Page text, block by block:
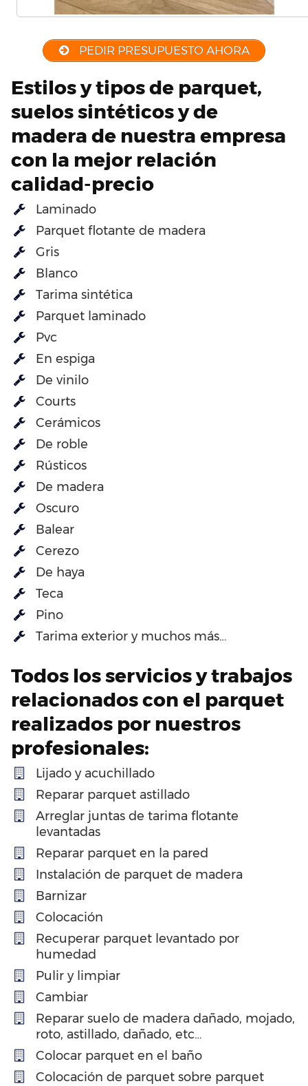
PEDIR PRESUPUESTO AHORA
Estilos y tipos de parquet,
suelos sintéticos y de
madera de nuestra empresa
con la mejor relación
calidad-precio
Laminado
Parquet flotante de madera
Gris
Blanco
Tarima sintética
Parquet laminado
Pvc
En espiga
De vinilo
Courts
Cerámicos
De roble
Rústicos
De madera
Oscuro
Balear
Cerezo
De haya
Teca
Pino
Tarima exterior y muchos más…
Todos los servicios y trabajos
relacionados con el parquet
realizados por nuestros
profesionales:
Lijado y acuchillado
Reparar parquet astillado
Arreglar juntas de tarima flotante
levantadas
Reparar parquet en la pared
Instalación de parquet de madera
Barnizar
Colocación
Recuperar parquet levantado por
humedad
Pulir y limpiar
Cambiar
Reparar suelo de madera dañado, mojado,
roto, astillado, dañado, etc…
Colocar parquet en el baño
Colocación de parquet sobre parquet